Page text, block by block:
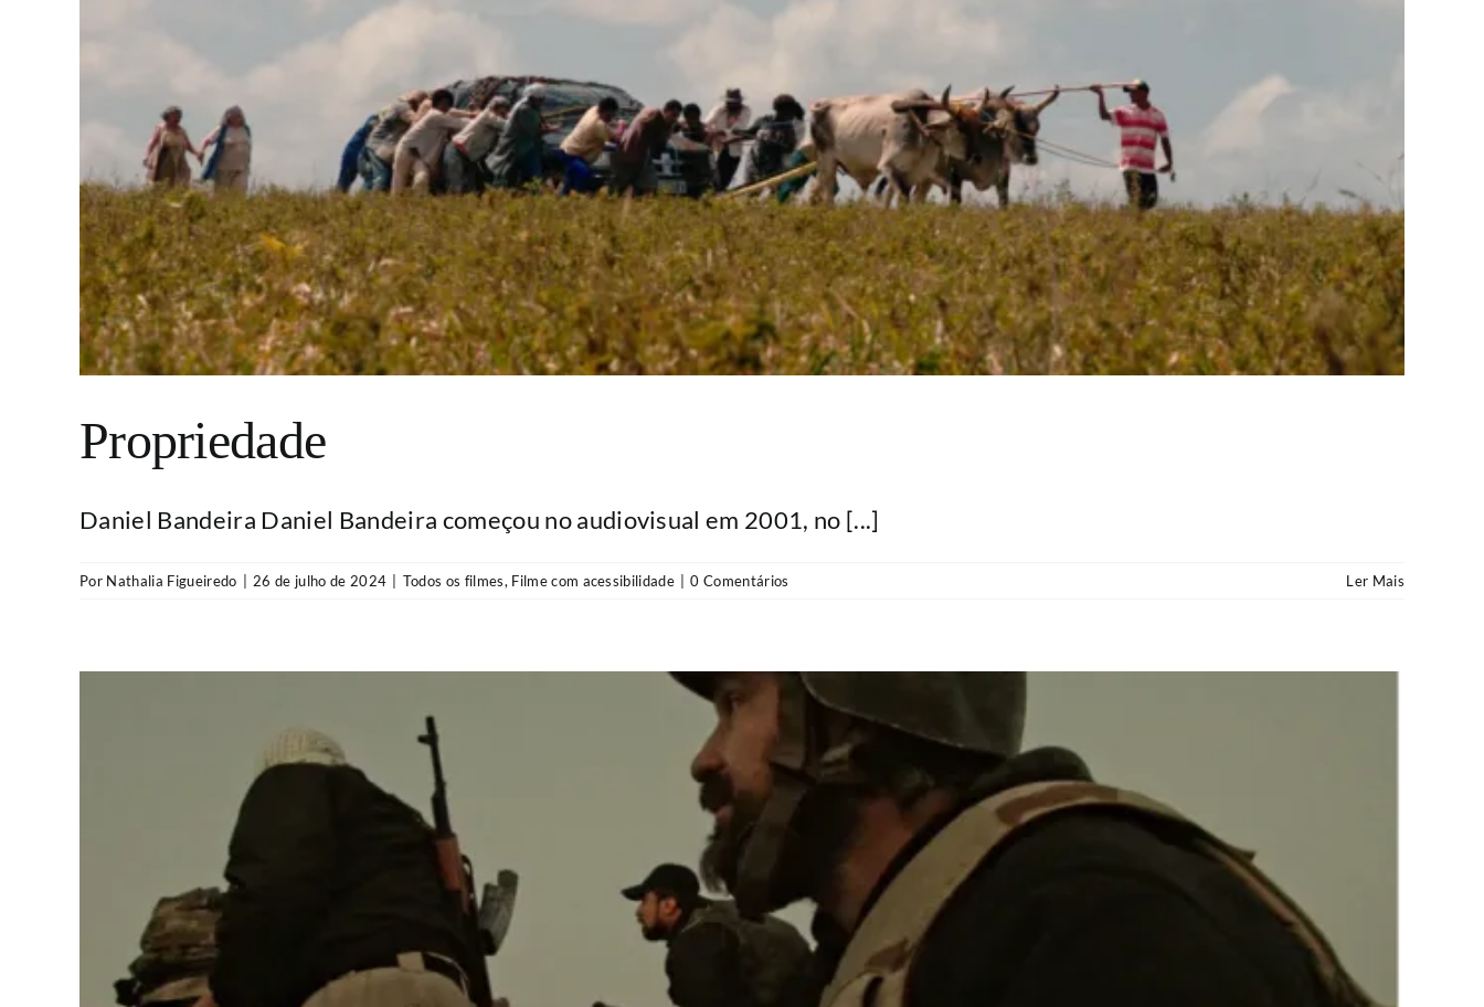
Propriedade
Daniel Bandeira Daniel Bandeira começou no audiovisual em 2001, no [...]
Por Nathalia Figueiredo | 26 de julho de 2024 | Todos os filmes, Filme com acessibilidade | 0 Comentários Ler Mais